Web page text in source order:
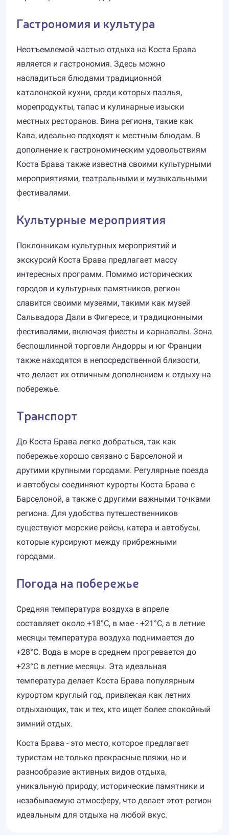
Гастрономия и культура
Неотъемлемой частью отдыха на Коста Брава
является и гастрономия. Здесь можно
насладиться блюдами традиционной
каталонской кухни, среди которых паэлья,
морепродукты, тапас и кулинарные изыски
местных ресторанов. Вина региона, такие как
Кава, идеально подходят к местным блюдам. В
дополнение к гастрономическим удовольствиям
Коста Брава также известна своими культурными
мероприятиями, театральными и музыкальными
фестивалями.
Культурные мероприятия
Поклонникам культурных мероприятий и
экскурсий Коста Брава предлагает массу
интересных программ. Помимо исторических
городов и культурных памятников, регион
славится своими музеями, такими как музей
Сальвадора Дали в Фигересе, и традиционными
фестивалями, включая фиесты и карнавалы. Зона
беспошлинной торговли Андорры и юг Франции
также находятся в непосредственной близости,
что делает их отличным дополнением к отдыху на
побережье.
Транспорт
До Коста Брава легко добраться, так как
побережье хорошо связано с Барселоной и
другими крупными городами. Регулярные поезда
и автобусы соединяют курорты Коста Брава с
Барселоной, а также с другими важными точками
региона. Для удобства путешественников
существуют морские рейсы, катера и автобусы,
которые курсируют между прибрежными
городами.
Погода на побережье
Средняя температура воздуха в апреле
составляет около +18°C, в мае - +21°C, а в летние
месяцы температура воздуха поднимается до
+28°C. Вода в море в среднем прогревается до
+23°C в летние месяцы. Эта идеальная
температура делает Коста Брава популярным
курортом круглый год, привлекая как летних
отдыхающих, так и тех, кто ищет более спокойный
зимний отдых.
Коста Брава - это место, которое предлагает
туристам не только прекрасные пляжи, но и
разнообразие активных видов отдыха,
уникальную природу, исторические памятники и
незабываемую атмосферу, что делает этот регион
идеальным для отдыха на любой вкус.